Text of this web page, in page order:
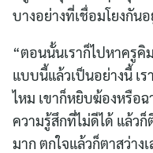
บางอย่างที่เชื่อมโยงกัน
“ตอนนั้นเราก็ไปหาครูคิ
แบบนี้แล้วเป็นอย่างนี้ เร
ไหม เขาก็หยิบฆ้องหรือ
ความรู้สึกที่ไม่ดีได้ แล้วก็
มาก ตกใจแล้วก็ตาสว่า